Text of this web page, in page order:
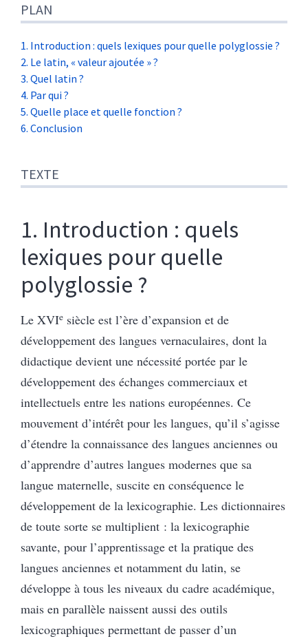
PLAN
1. Introduction : quels lexiques pour quelle polyglossie ?
2. Le latin, « valeur ajoutée » ?
3. Quel latin ?
4. Par qui ?
5. Quelle place et quelle fonction ?
6. Conclusion
TEXTE
1. Introduction : quels
lexiques pour quelle
polyglossie ?
Le XVIe siècle est l’ère d’expansion et de
développement des langues vernaculaires, dont la
didactique devient une nécessité portée par le
développement des échanges commerciaux et
intellectuels entre les nations européennes. Ce
mouvement d’intérêt pour les langues, qu’il s’agisse
d’étendre la connaissance des langues anciennes ou
d’apprendre d’autres langues modernes que sa
langue maternelle, suscite en conséquence le
développement de la lexicographie. Les dictionnaires
de toute sorte se multiplient : la lexicographie
savante, pour l’apprentissage et la pratique des
langues anciennes et notamment du latin, se
développe à tous les niveaux du cadre académique,
mais en parallèle naissent aussi des outils
lexicographiques permettant de passer d’un